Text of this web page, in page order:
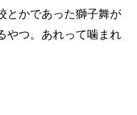
とかであった獅子舞が
つ。あれって噛まれ